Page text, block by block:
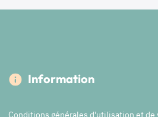
Information
Conditions générales d'utilisation et de